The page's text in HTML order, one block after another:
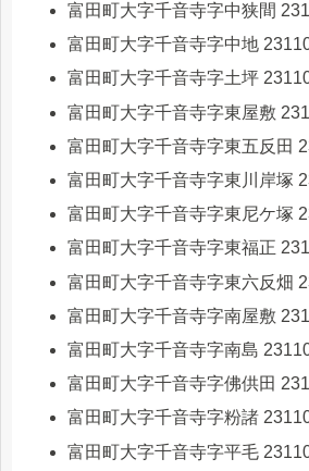
富田町大字千音寺字中狭間
富田町大字千音寺字中地
富田町大字千音寺字土坪
富田町大字千音寺字東屋敷
富田町大字千音寺字東五反田
富田町大字千音寺字東川岸塚
富田町大字千音寺字東尼ケ塚
富田町大字千音寺字東福正
富田町大字千音寺字東六反畑
富田町大字千音寺字南屋敷
富田町大字千音寺字南島
富田町大字千音寺字佛供田
富田町大字千音寺字粉諸
富田町大字千音寺字平毛